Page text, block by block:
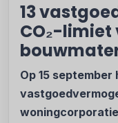
13
CO₂-limiet
Op 15